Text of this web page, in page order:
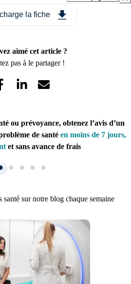
la fiche
aimé cet article ?
pas à le partager !
ou prévoyance, obtenez l’avis d’un
de santé en moins de 7 jours,
et sans avance de frais
1. Inscription
sur notre blog chaque semaine